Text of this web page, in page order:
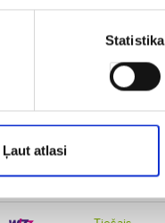
Statistika
Ļaut atlasi
Tiešais
Tiešais